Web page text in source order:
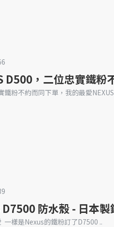
，二位忠實鐵粉
鐵粉不約而同下單，我的最愛
防水殼 - 日本製
一樣是Nexus的鐵粉訂了D7500 ..